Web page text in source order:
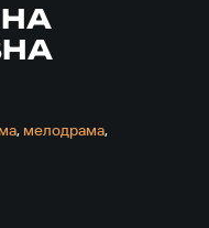
, мелодрама,